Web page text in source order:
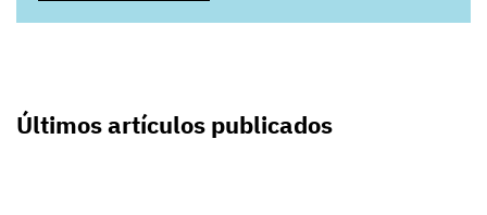
Últimos artículos publicados